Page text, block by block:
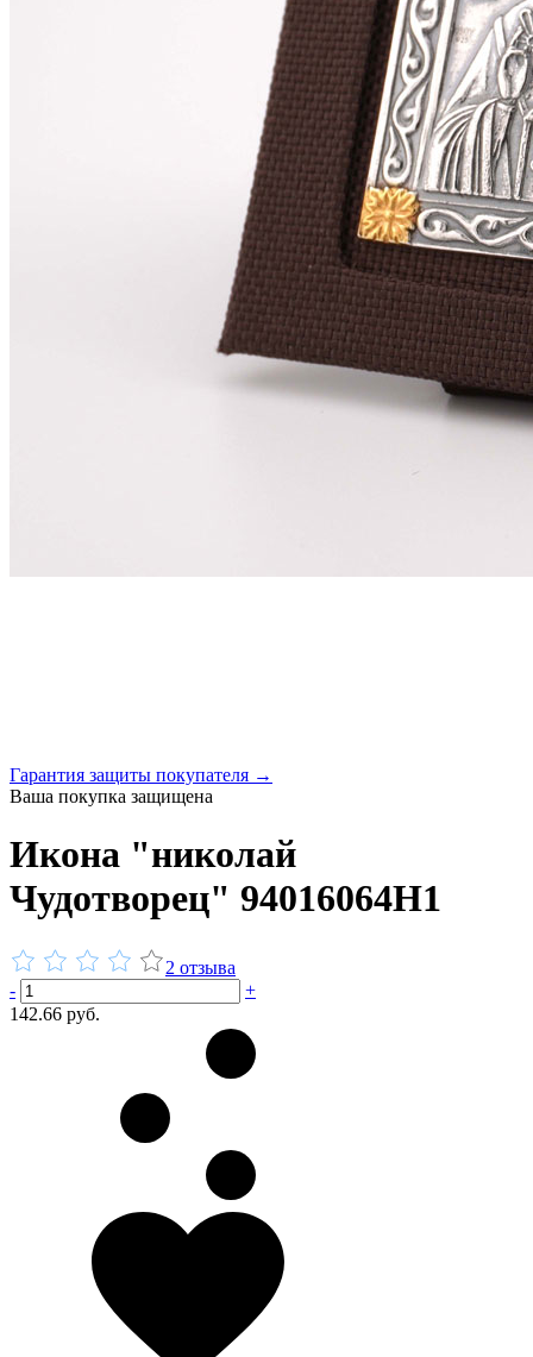
Гарантия защиты покупателя →
Ваша покупка защищена
Икона "николай
Чудотворец" 94016064Н1
2 отзыва
-
+
142.66 руб.